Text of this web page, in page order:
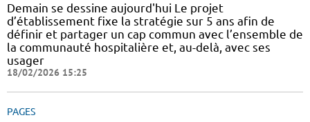
Demain se dessine aujourd'hui Le projet
d’établissement fixe la stratégie sur 5 ans afin de
définir et partager un cap commun avec l’ensemble de
la communauté hospitalière et, au-delà, avec ses
usager
18/02/2026 15:25
PAGES